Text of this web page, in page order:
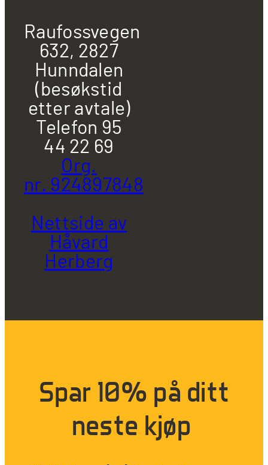
Raufossvegen
632, 2827
Hunndalen
(besøkstid
etter avtale)
Telefon 95
44 22 69
Org.
nr. 924897848
Nettside av
Håvard
Herberg
Spar 10% på ditt
neste kjøp